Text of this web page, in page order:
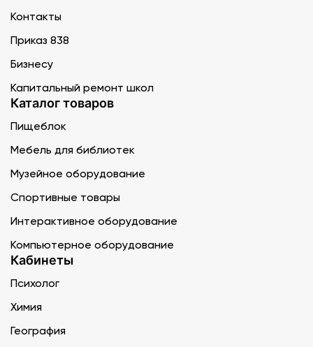
Контакты
Приказ 838
Бизнесу
Капитальный ремонт школ
Каталог товаров
Пищеблок
Мебель для библиотек
Музейное оборудование
Спортивные товары
Интерактивное оборудование
Компьютерное оборудование
Кабинеты
Психолог
Химия
География